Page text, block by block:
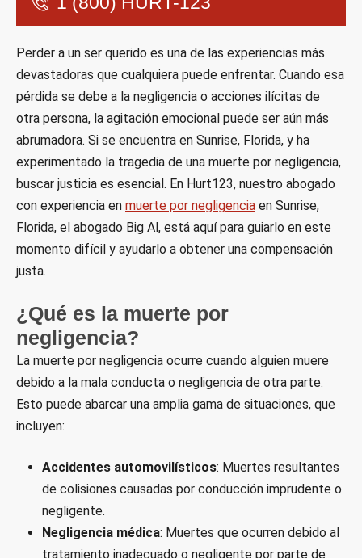
Perder a un ser querido es una de las experiencias más
devastadoras que cualquiera puede enfrentar. Cuando esa
pérdida se debe a la negligencia o acciones ilícitas de
otra persona, la agitación emocional puede ser aún más
abrumadora. Si se encuentra en Sunrise, Florida, y ha
experimentado la tragedia de una muerte por negligencia,
buscar justicia es esencial. En Hurt123, nuestro abogado
con experiencia en muerte por negligencia en Sunrise,
Florida, el abogado Big Al, está aquí para guiarlo en este
momento difícil y ayudarlo a obtener una compensación
justa.
¿Qué es la muerte por
negligencia?
La muerte por negligencia ocurre cuando alguien muere
debido a la mala conducta o negligencia de otra parte.
Esto puede abarcar una amplia gama de situaciones, que
incluyen:
Accidentes automovilísticos: Muertes resultantes
de colisiones causadas por conducción imprudente o
negligente.
Negligencia médica: Muertes que ocurren debido al
tratamiento inadecuado o negligente por parte de